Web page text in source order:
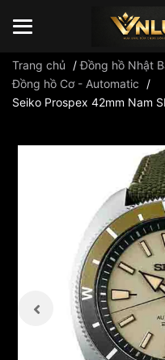
Đồng hồ casio đồng hồ G-
Trang chủ /Đồng hồ Nhật
Đồng hồ Cơ - Automatic
/
Seiko Prospex 42mm Nam